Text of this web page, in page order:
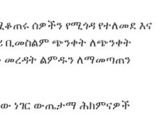
ሰዎችን የሚጎዳ የተለመደ እና
ቢመስልም ጭንቀት ለጭንቀት
መረዳት ልምዱን ለማመጣጠን
ነገር ውጤታማ ሕክምናዎች